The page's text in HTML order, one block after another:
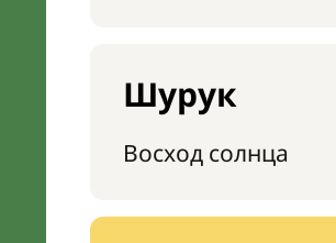
Шурук
Восход солнца